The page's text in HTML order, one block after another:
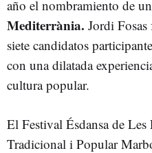
año el nombramiento de
Mediterrània. Jordi Fosas
siete candidatos
con una dilatada
cultura popular.
El Festival Ésdansa de
Tradicional i Popular